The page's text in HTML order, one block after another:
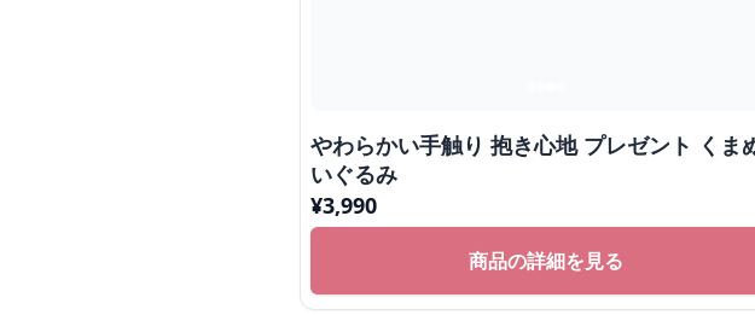
やわらかい手触り 抱き心地 プレゼント くま
いぐるみ
¥3,990
商品の詳細を見る